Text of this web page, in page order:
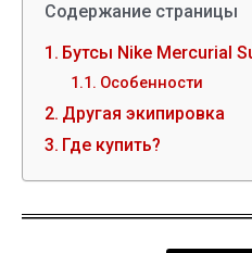
Содержание страницы
Бутсы Nike Mercurial
Особенности
Другая экипировка
Где купить?